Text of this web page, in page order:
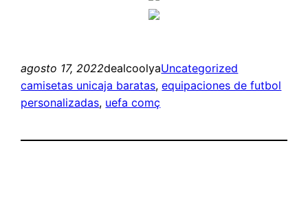
agosto 17, 2022dealcoolyaUncategorized
camisetas unicaja baratas, equipaciones de futbol
personalizadas, uefa comç